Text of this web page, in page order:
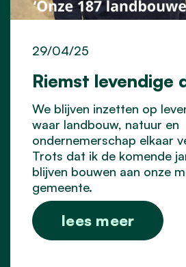
Riemst levendige
29/04/25
We blijven inzetten op
waar landbouw, natuur en
ondernemerschap elkaar
Trots dat ik de komende
blijven bouwen aan onze
gemeente.
lees meer